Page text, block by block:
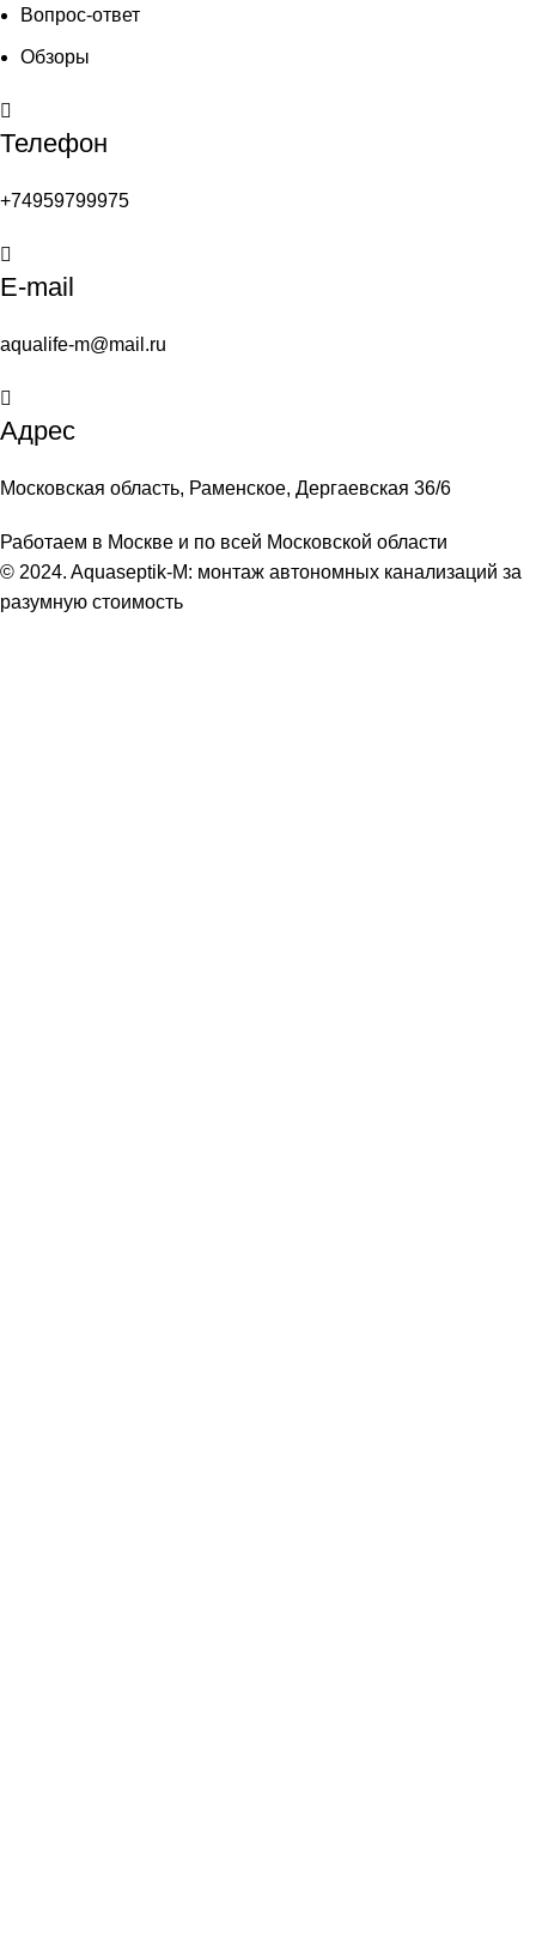
Вопрос-ответ
Обзоры
Телефон
+74959799975
E-mail
aqualife-m@mail.ru
Адрес
Московская область, Раменское, Дергаевская 36/6
Работаем в Москве и по всей Московской области
© 2024. Aquaseptik-M: монтаж автономных канализаций за
разумную стоимость